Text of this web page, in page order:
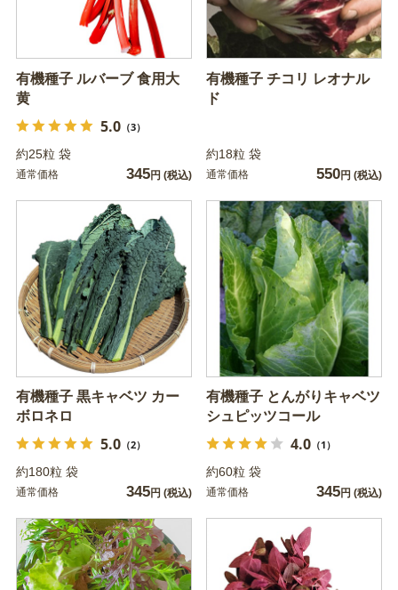
有機種子 ルバーブ 食用大
黄
5.0（3）
約25粒 袋
通常価格 345円 (税込)
有機種子 チコリ レオナル
ド
約18粒 袋
通常価格 550円 (税込)
有機種子 黒キャベツ カー
ボロネロ
5.0（2）
約180粒 袋
通常価格 345円 (税込)
有機種子 とんがりキャベツ
シュピッツコール
4.0（1）
約60粒 袋
通常価格 345円 (税込)